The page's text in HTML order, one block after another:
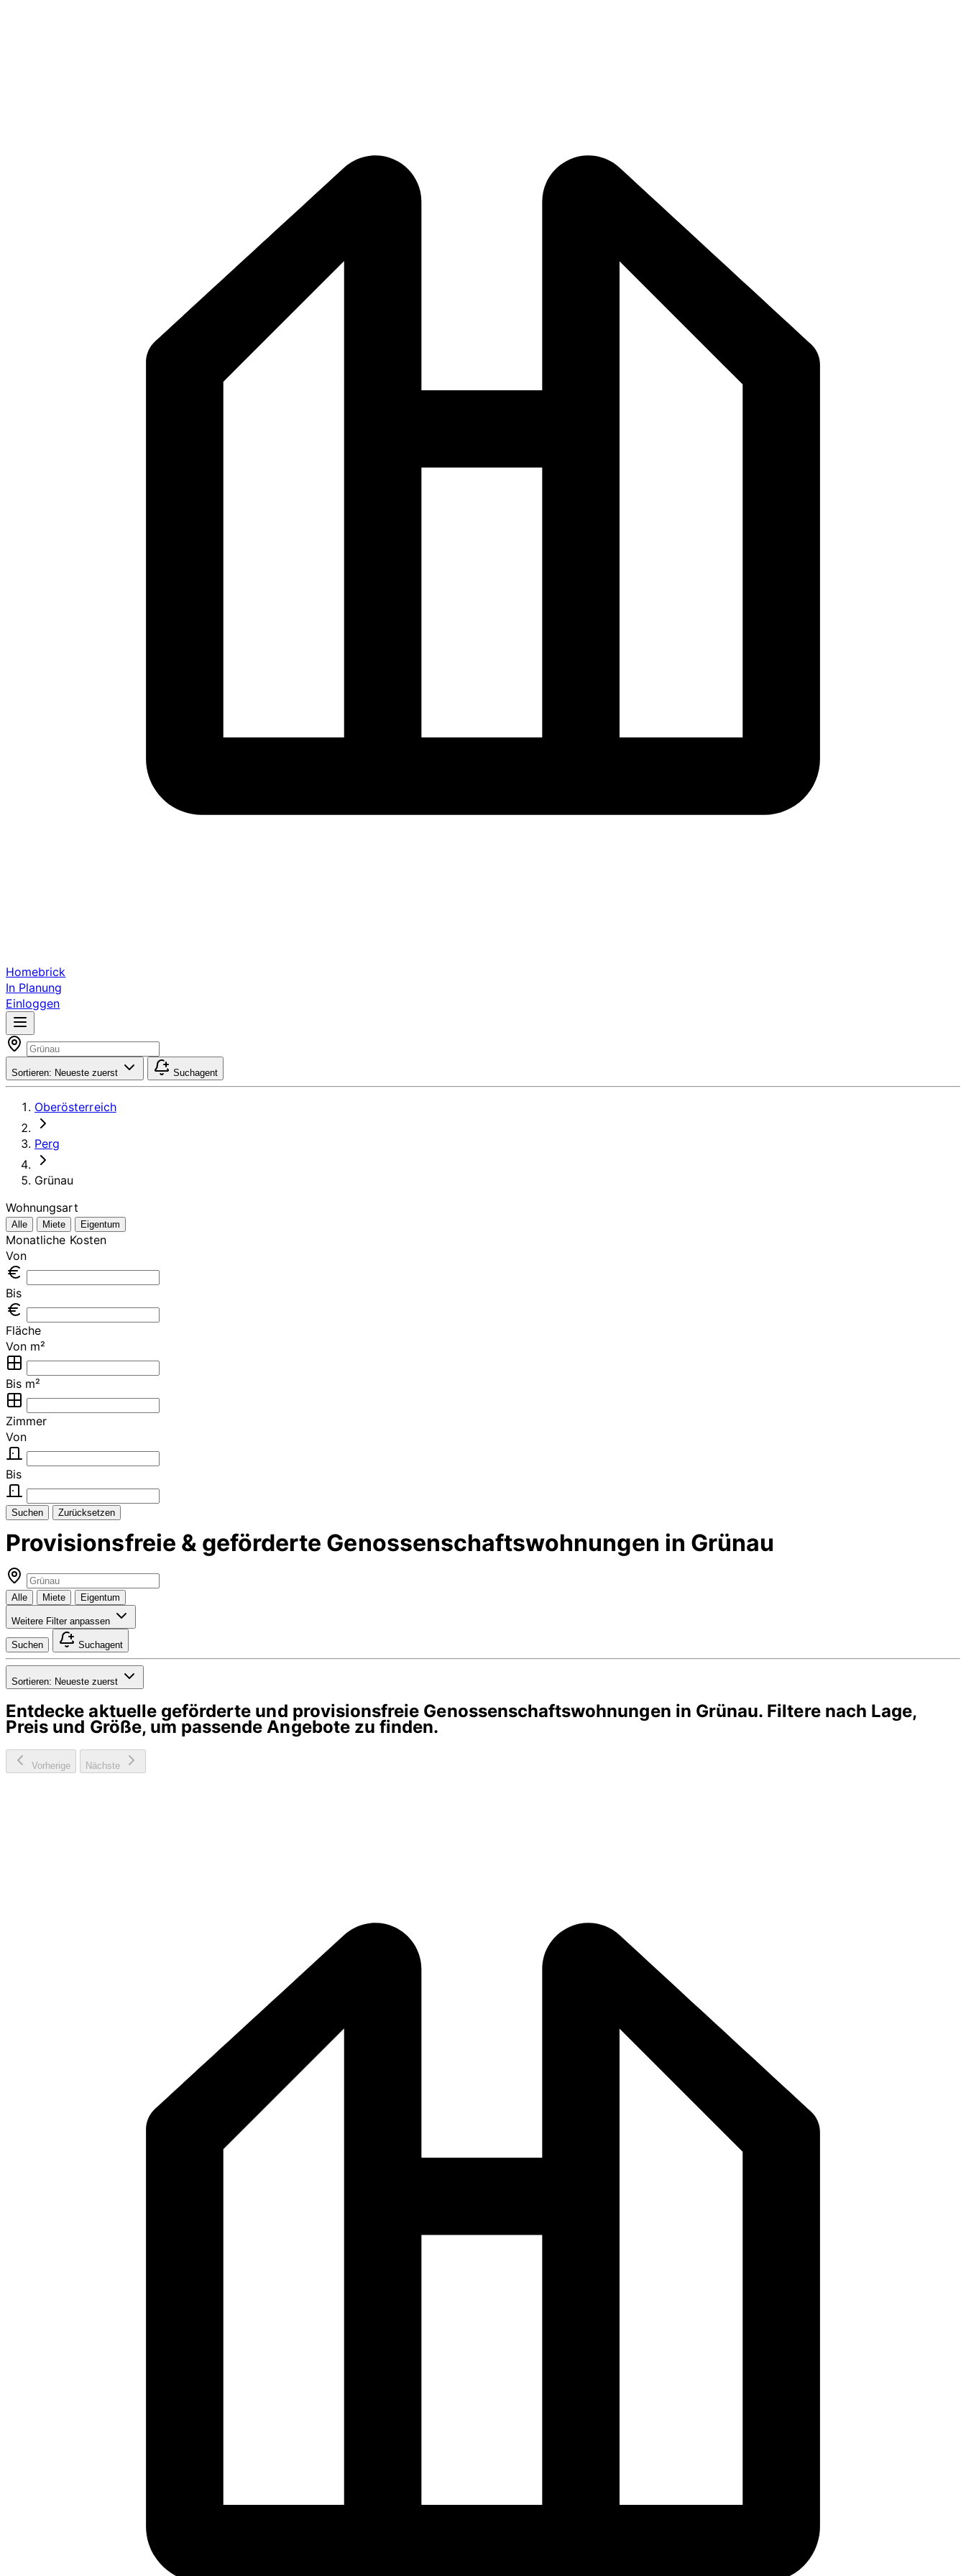
Homebrick
In Planung
Einloggen
Sortieren: Neueste zuerst Suchagent
Oberösterreich
Perg
Grünau
Wohnungsart
Alle Miete Eigentum
Monatliche Kosten
Von
Bis
Fläche
Von m²
Bis m²
Zimmer
Von
Bis
Suchen Zurücksetzen
Provisionsfreie & geförderte Genossenschaftswohnungen in Grünau
Alle Miete Eigentum
Weitere Filter anpassen
Suchen Suchagent
Sortieren: Neueste zuerst
Entdecke aktuelle geförderte und provisionsfreie Genossenschaftswohnungen in Grünau. Filtere nach Lage,
Preis und Größe, um passende Angebote zu finden.
Vorherige Nächste